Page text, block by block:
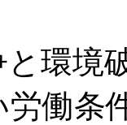
環境
労働条